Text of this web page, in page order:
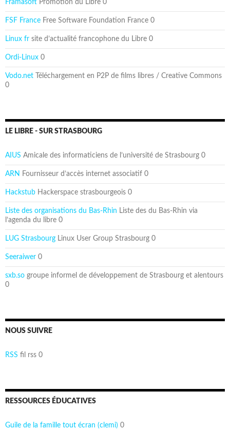
Framasoft Promotion du Libre 0
FSF France Free Software Foundation France 0
Linux fr site d’actualité francophone du Libre 0
Ordi-Linux 0
Vodo.net Téléchargement en P2P de films libres / Creative Commons
0
LE LIBRE - SUR STRASBOURG
AIUS Amicale des informaticiens de l’université de Strasbourg 0
ARN Fournisseur d’accès internet associatif 0
Hackstub Hackerspace strasbourgeois 0
Liste des organisations du Bas-Rhin Liste des du Bas-Rhin via
l’agenda du libre 0
LUG Strasbourg Linux User Group Strasbourg 0
Seeraiwer 0
sxb.so groupe informel de développement de Strasbourg et alentours
0
NOUS SUIVRE
RSS fil rss 0
RESSOURCES ÉDUCATIVES
Guile de la famille tout écran (clemi) 0